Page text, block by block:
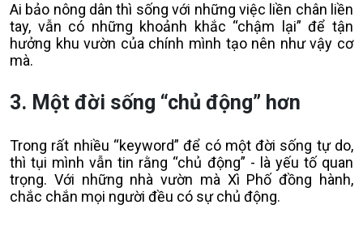
Ai bảo nông dân thì sống với những việc liền chân liền
tay, vẫn có những khoảnh khắc “chậm lại” để tận
hưởng khu vườn của chính mình tạo nên như vậy cơ
mà.
3. Một đời sống “chủ động” hơn
Trong rất nhiều “keyword” để có một đời sống tự do,
thì tụi mình vẫn tin rằng “chủ động” - là yếu tố quan
trọng. Với những nhà vườn mà Xì Phố đồng hành,
chắc chắn mọi người đều có sự chủ động.